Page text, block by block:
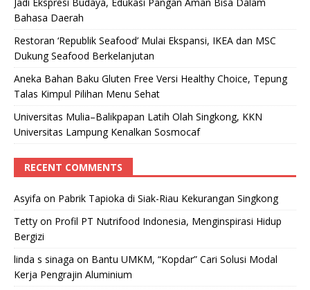
Bahasa Daerah
Restoran ‘Republik Seafood’ Mulai Ekspansi, IKEA dan MSC
Dukung Seafood Berkelanjutan
Aneka Bahan Baku Gluten Free Versi Healthy Choice, Tepung
Talas Kimpul Pilihan Menu Sehat
Universitas Mulia–Balikpapan Latih Olah Singkong, KKN
Universitas Lampung Kenalkan Sosmocaf
RECENT COMMENTS
Asyifa on Pabrik Tapioka di Siak-Riau Kekurangan Singkong
Tetty on Profil PT Nutrifood Indonesia, Menginspirasi Hidup
Bergizi
linda s sinaga on Bantu UMKM, “Kopdar” Cari Solusi Modal
Kerja Pengrajin Aluminium